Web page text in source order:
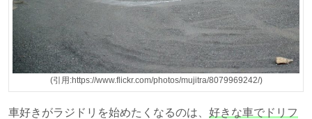
(引用:https://www.flickr.com/photos/mujitra/8079969242/)
車好きがラジドリを始めたくなるのは、 好きな車でドリフ